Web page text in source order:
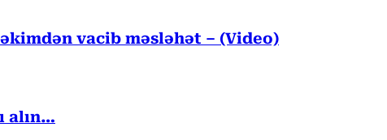
vacib məsləhət – (Video)
alın…